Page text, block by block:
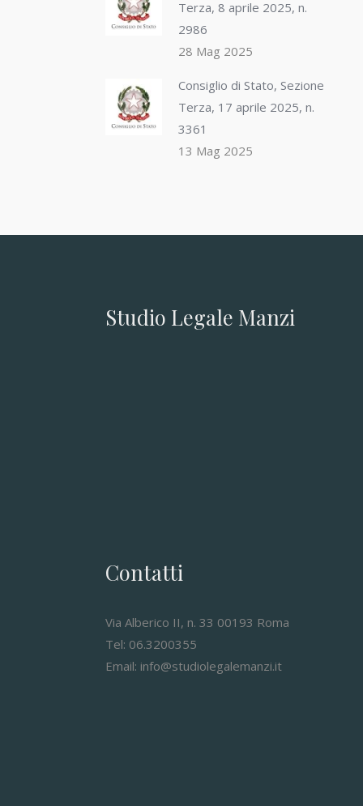
Terza, 8 aprile 2025, n.
2986
28 Mag 2025
Consiglio di Stato, Sezione
Terza, 17 aprile 2025, n.
3361
13 Mag 2025
Studio Legale Manzi
Contatti
Via Alberico II, n. 33 00193 Roma
Tel: 06.3200355
Email: info@studiolegalemanzi.it